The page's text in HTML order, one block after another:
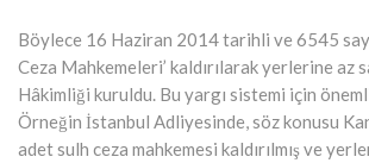
Böylece 16 Haziran 2014 tarihli ve 6545
Ceza Mahkemeleri’ kaldırılarak yerlerine az
Hâkimliği kuruldu. Bu yargı sistemi için
Örneğin İstanbul Adliyesinde, söz konusu
adet sulh ceza mahkemesi kaldırılmış ve